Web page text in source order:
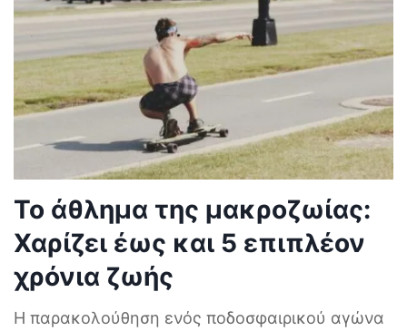
Το άθλημα της μακροζωίας:
Χαρίζει έως και 5 επιπλέον
χρόνια ζωής
Η παρακολούθηση ενός ποδοσφαιρικού αγώνα